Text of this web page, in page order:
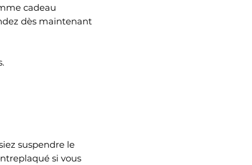
cadeau
dès maintenant
suspendre le
si vous